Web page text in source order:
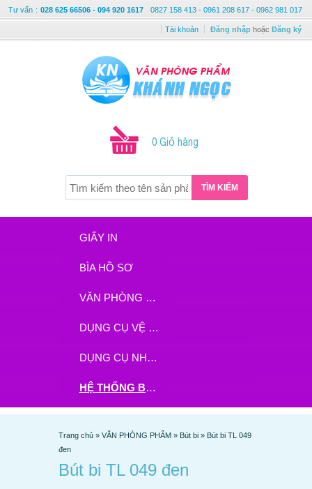
Tư vấn : 028 625 66506 - 094 920 1617 0827 158 413 - 0961 208 617 - 0962 981 017
Tài khoản Đăng nhập hoặc Đăng ký
0 Giỏ hàng
TÌM KIẾM
GIẤY IN
BÌA HỒ SƠ
VĂN PHÒNG PHẨM
DỤNG CỤ VỆ SINH
DỤNG CỤ NHÀ BẾP
HỆ THỐNG BHX - TGDĐ ĐẶT HÀNG TẠI ĐÂY
Trang chủ » VĂN PHÒNG PHẨM » Bút bi » Bút bi TL 049
đen
Bút bi TL 049 đen